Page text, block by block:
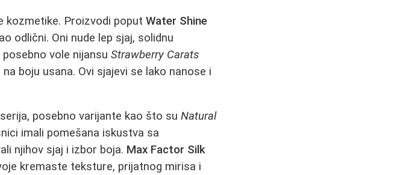
kozmetike. Proizvodi poputWater Shine
odlični. Oni nude lep sjaj, solidnu
vole nijansuStrawberry Carats
boju usana. Ovi sjajevi se lako nanose i
serija, posebno varijante kao što suNatural
imali pomešana iskustva sa
njihov sjaj i izbor boja. Max Factor Silk
kremaste teksture, prijatnog mirisa i